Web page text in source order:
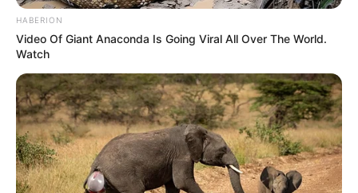
HABERION
Video Of Giant Anaconda Is Going Viral All Over The World.
Watch